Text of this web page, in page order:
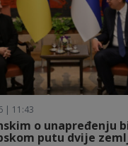
| 11:43
o unapređenju
putu dvije